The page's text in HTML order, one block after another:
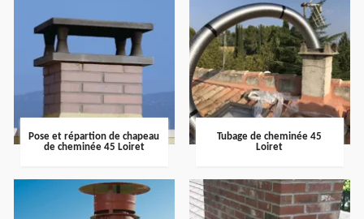
Pose et répartion de chapeau
de cheminée 45 Loiret
Tubage de cheminée 45
Loiret